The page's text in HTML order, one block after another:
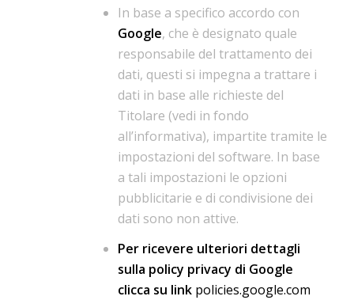
In base a specifico accordo con
Google, che è designato quale
responsabile del trattamento dei
dati, questi si impegna a trattare i
dati in base alle richieste del
Titolare (vedi in fondo
all’informativa), impartite tramite le
impostazioni del software. In base
a tali impostazioni le opzioni
pubblicitarie e di condivisione dei
dati sono non attive.
Per ricevere ulteriori dettagli
sulla policy privacy di Google
clicca su link policies.google.com